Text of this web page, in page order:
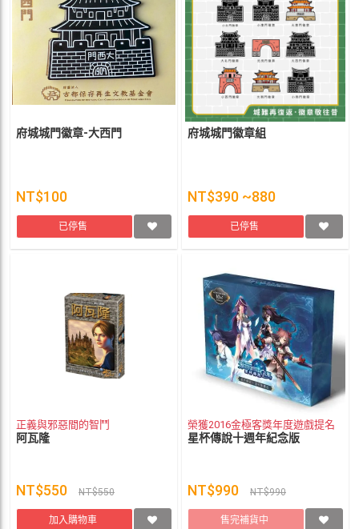
府城城門徽章-大西門
NT$100
已停售
府城城門徽章組
NT$390 ~880
已停售
正義與邪惡間的智鬥
阿瓦隆
NT$550 NT$550
加入購物車
榮獲2016金極客獎年度遊戲提名
星杯傳說十週年紀念版
NT$990 NT$990
售完補貨中